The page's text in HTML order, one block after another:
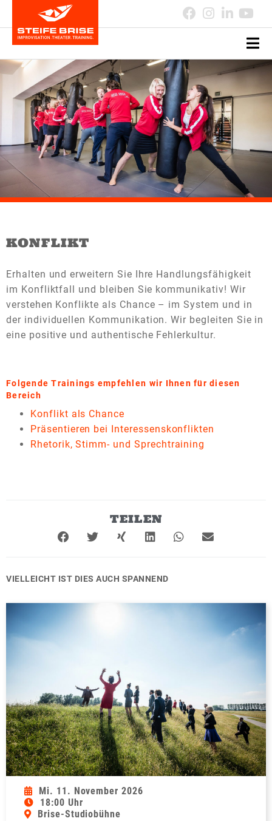
KONFLIKT
Erhalten und erweitern Sie Ihre Handlungsfähigkeit
im Konfliktfall und bleiben Sie kommunikativ! Wir
verstehen Konflikte als Chance – im System und in
der individuellen Kommunikation. Wir begleiten Sie in
eine positive und authentische Fehlerkultur.
Folgende Trainings empfehlen wir Ihnen für diesen
Bereich
Konflikt als Chance
Präsentieren bei Interessenskonflikten
Rhetorik, Stimm- und Sprechtraining
TEILEN
VIELLEICHT IST DIES AUCH SPANNEND
Mi. 11. November 2026
18:00 Uhr
Brise-Studiobühne